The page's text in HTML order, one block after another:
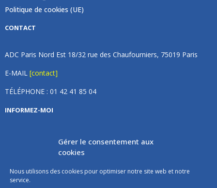
Gérer le consentement aux
cookies
Nous utilisons des cookies pour optimiser notre site web et notre
service.
Politique de cookies (UE)
CONTACT
ADC Paris Nord Est 18/32 rue des Chaufourniers, 75019 Paris
E-MAIL [contact]
TÉLÉPHONE : 01 42 41 85 04
INFORMEZ-MOI
Inscrivez vous à notre newsletter et recevez une fois par
mois de nos nouvelles, aucun spam (on promet).